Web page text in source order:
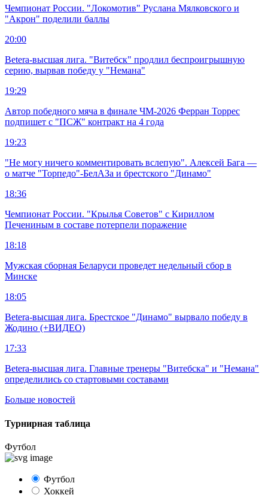
Чемпионат России. "Локомотив" Руслана Мялковского и
"Акрон" поделили баллы
20:00
Betera-высшая лига. "Витебск" продлил беспроигрышную
серию, вырвав победу у "Немана"
19:29
Автор победного мяча в финале ЧМ-2026 Ферран Торрес
подпишет с "ПСЖ" контракт на 4 года
19:23
"Не могу ничего комментировать вслепую". Алексей Бага —
о матче "Торпедо"-БелАЗа и брестского "Динамо"
18:36
Чемпионат России. "Крылья Советов" с Кириллом
Печениным в составе потерпели поражение
18:18
Мужская сборная Беларуси проведет недельный сбор в
Минске
18:05
Betera-высшая лига. Брестское "Динамо" вырвало победу в
Жодино (+ВИДЕО)
17:33
Betera-высшая лига. Главные тренеры "Витебска" и "Немана"
определились со стартовыми составами
Больше новостей
Турнирная таблица
Футбол
Футбол
Хоккей